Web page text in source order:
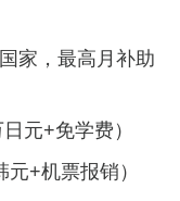
家，最高月补助
元+免学费）
+机票报销）